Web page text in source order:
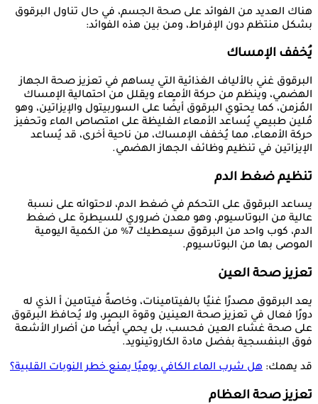
هناك العديد من الفوائد على صحة الجسم، في حال تناول البرقوق
بشكل منتظم دون الإفراط، ومن بين هذه الفوائد:
يُخفف الإمساك
البرقوق غني بالألياف الغذائية التي يساهم في تعزيز صحة الجهاز
الهضمي، وينظم من حركة الأمعاء ويقلل من احتمالية الإمساك
المُزمن، كما يحتوي البرقوق أيضًا على السوربيتول والإيزاتين، وهو
مُلين طبيعي يُساعد الأمعاء الغليظة على امتصاص الماء وتحفيز
حركة الأمعاء، مما يُخفف الإمساك، من ناحية أخرى، قد يُساعد
الإيزاتين في تنظيم وظائف الجهاز الهضمي.
تنظيم ضغط الدم
يساعد البرقوق على التحكم في ضغط الدم، لاحتوائه على نسبة
عالية من البوتاسيوم، وهو معدن ضروري للسيطرة على ضغط
الدم، كوب واحد من البرقوق سيعطيك 7٪ من الكمية اليومية
الموصى بها من البوتاسيوم.
تعزيز صحة العين
يعد البرقوق مصدرًا غنيًا بالفيتامينات، وخاصةً فيتامين أ الذي له
دورًا فعال في تعزيز صحة العينين وقوة البصر، ولا يُحافظ البرقوق
على صحة غشاء العين فحسب، بل يحمي أيضًا من أضرار الأشعة
فوق البنفسجية بفضل مادة الكاروتينويد.
قد يهمك: هل شرب الماء الكافي يوميًا يمنع خطر النوبات القلبية؟
تعزيز صحة العظام